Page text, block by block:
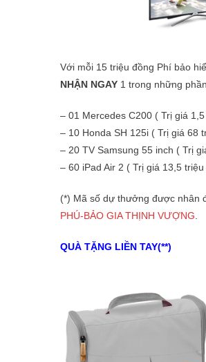
Với mỗi 15 triệu đồng Phí bảo
NHẬN NGAY 1 trong những
– 01 Mercedes C200 ( Trị giá
– 10 Honda SH 125i ( Trị giá 68
– 20 TV Samsung 55 inch ( Trị
– 60 iPad Air 2 ( Trị giá 13,5
(*) Mã số dự thưởng được nhân
PHÚ-BẢO GIA THỊNH VƯỢNG
QUÀ TẶNG LIỀN TAY(**)